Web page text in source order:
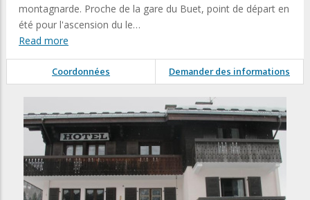
montagnarde. Proche de la gare du Buet, point de départ en
été pour l'ascension du le…
Read more
Coordonnées Demander des informations